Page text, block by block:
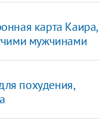
карта Каира,
мужчинами
похудения,